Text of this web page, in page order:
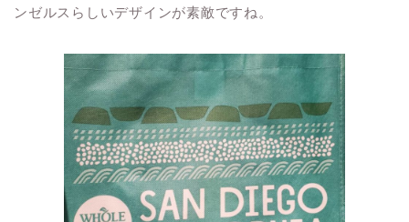
ンゼルスらしいデザインが素敵ですね。